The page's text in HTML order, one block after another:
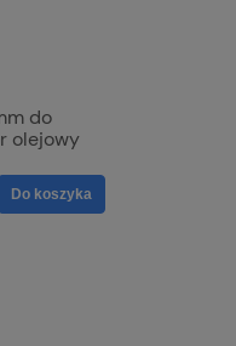
do
olejowy
Do koszyka